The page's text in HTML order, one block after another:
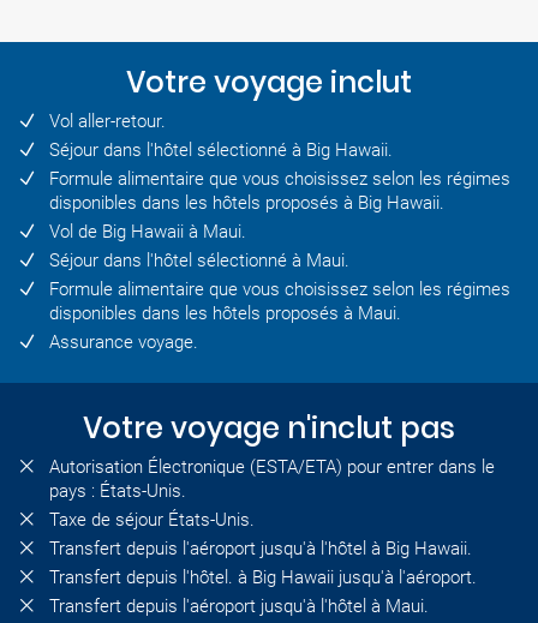
Votre voyage inclut
Vol aller-retour.
Séjour dans l'hôtel sélectionné à Big Hawaii.
Formule alimentaire que vous choisissez selon les régimes
disponibles dans les hôtels proposés à Big Hawaii.
Vol de Big Hawaii à Maui.
Séjour dans l'hôtel sélectionné à Maui.
Formule alimentaire que vous choisissez selon les régimes
disponibles dans les hôtels proposés à Maui.
Assurance voyage.
Votre voyage n'inclut pas
Autorisation Électronique (ESTA/ETA) pour entrer dans le
pays : États-Unis.
Taxe de séjour États-Unis.
Transfert depuis l'aéroport jusqu'à l'hôtel à Big Hawaii.
Transfert depuis l'hôtel. à Big Hawaii jusqu'à l'aéroport.
Transfert depuis l'aéroport jusqu'à l'hôtel à Maui.